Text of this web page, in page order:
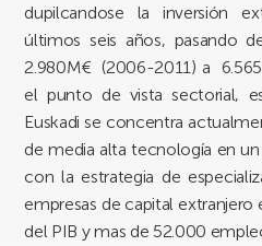
dupilcandose la inversión
últimos seis años,
2.980M€ (2006-2011) a
el punto de vista sectorial,
Euskadi se concentra
de media alta tecnología en
con la estrategia de
empresas de capital extranjero
del PIB y mas de 52.000